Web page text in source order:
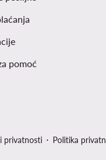
pomoć
privatnosti Politika